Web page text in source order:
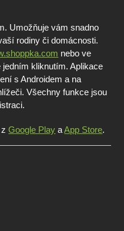
Umožňuje vám snadno
rodiny či domácnosti.
nebo ve
kliknutím. Aplikace
s Androidem a na
Všechny funkce jsou
zGoogle Play aApp Store.